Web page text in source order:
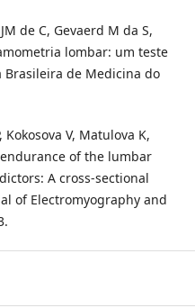
de C, Gevaerd M da S,
lombar: um teste
Brasileira de Medicina do
Kokosova V, Matulova K,
of the lumbar
A cross-sectional
of Electromyography and